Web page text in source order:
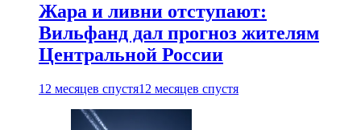
Жара и ливни отступают:
Вильфанд дал прогноз жителям
Центральной России
12 месяцев спустя12 месяцев спустя